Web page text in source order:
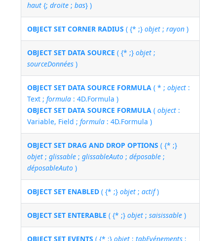
haut {;droite ;bas} )
OBJECT SET CORNER RADIUS ( {* ;}objet ;rayon )
OBJECT SET DATA SOURCE ( {* ;}objet ;
sourceDonnées )
OBJECT SET DATA SOURCE FORMULA ( * ;object :
Text ;formula : 4D.Formula )
OBJECT SET DATA SOURCE FORMULA (object :
Variable, Field ;formula : 4D.Formula )
OBJECT SET DRAG AND DROP OPTIONS ( {* ;}
objet ;glissable ;glissableAuto ;déposable ;
déposableAuto )
OBJECT SET ENABLED ( {* ;}objet ;actif)
OBJECT SET ENTERABLE ( {* ;}objet ;saisissable )
OBJECT SET EVENTS ( {* ;}objet ;tabEvénements ;